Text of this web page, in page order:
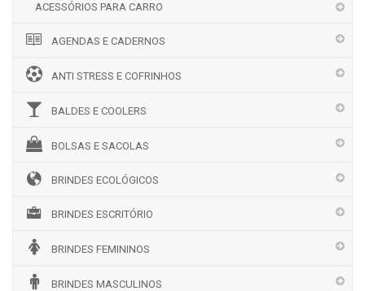
ACESSÓRIOS PARA CARRO
AGENDAS E CADERNOS
ANTI STRESS E COFRINHOS
BALDES E COOLERS
BOLSAS E SACOLAS
BRINDES ECOLÓGICOS
BRINDES ESCRITÓRIO
BRINDES FEMININOS
BRINDES MASCULINOS